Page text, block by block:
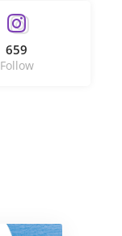
659
Follow